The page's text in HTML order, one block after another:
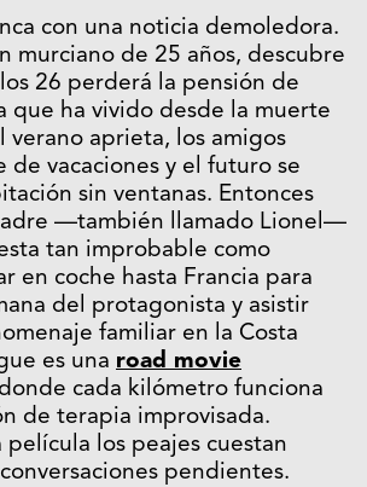
con una noticia demoledora.
murciano de 25 años, descubre
26 perderá la pensión de
que ha vivido desde la muerte
verano aprieta, los amigos
de vacaciones y el futuro se
sin ventanas. Entonces
—también llamado Lionel—
tan improbable como
en coche hasta Francia para
del protagonista y asistir
familiar en la Costa
es una road movie
donde cada kilómetro funciona
de terapia improvisada.
película los peajes cuestan
pendientes.